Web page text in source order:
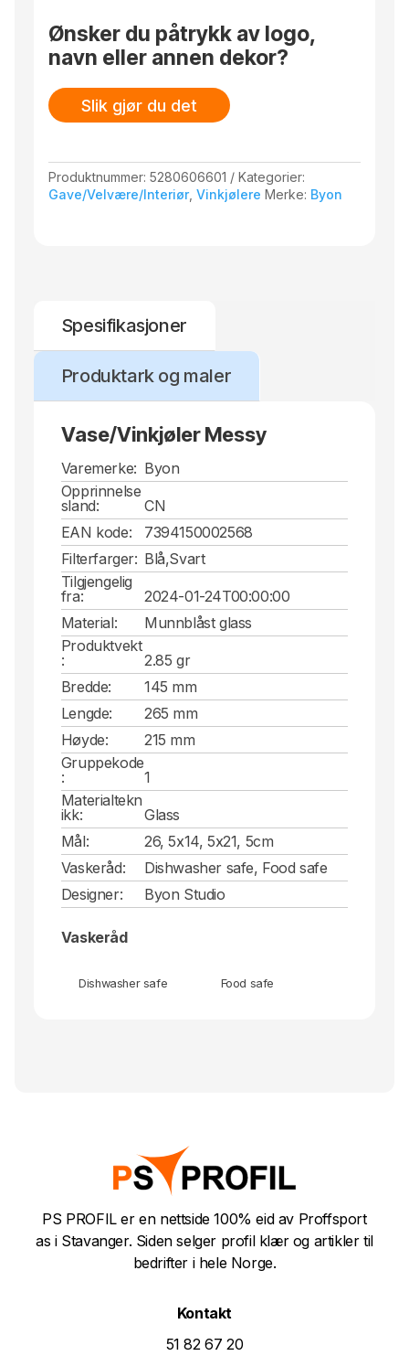
Ønsker du påtrykk av logo,
navn eller annen dekor?
Slik gjør du det
Produktnummer:5280606601
Kategorier:
Gave/Velvære/Interiør,Vinkjølere Merke: Byon
Spesifikasjoner
Produktark og maler
Vase/Vinkjøler Messy
Varemerke: Byon
Opprinnelse
sland:
CN
EAN kode:
7394150002568
Filterfarger: Blå,Svart
Tilgjengelig
fra:
2024-01-24T00:00:00
Material:
Munnblåst glass
Produktvekt
:
2.85 gr
Bredde:
145 mm
Lengde:
265 mm
Høyde:
215 mm
Gruppekode
:
1
Materialtekn
ikk:
Glass
Mål:
26, 5x14, 5x21, 5cm
Vaskeråd:
Dishwasher safe, Food safe
Designer:
Byon Studio
Vaskeråd
Dishwasher safe Food safe
PS PROFIL er en nettside 100% eid av Proffsport
as i Stavanger. Siden selger profil klær og artikler til
bedrifter i hele Norge.
Kontakt
51 82 67 20